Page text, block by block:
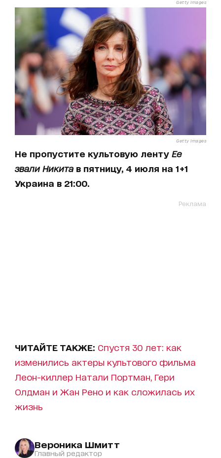
Getty Images
Getty Images
Не пропустите культовую ленту Ее
звали Никита в пятницу, 4 июля на 1+1
Украина в 21:00.
Реклама
ЧИТАЙТЕ ТАКЖЕ: Спустя 30 лет: как
изменились актеры культового фильма
Леон-киллер Натали Портман, Гери
Олдман и Жан Рено и как сложилась их
жизнь
Вероника Шмитт
Главный редактор